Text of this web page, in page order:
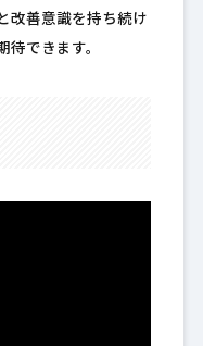
改善意識を持ち続け
待できます。